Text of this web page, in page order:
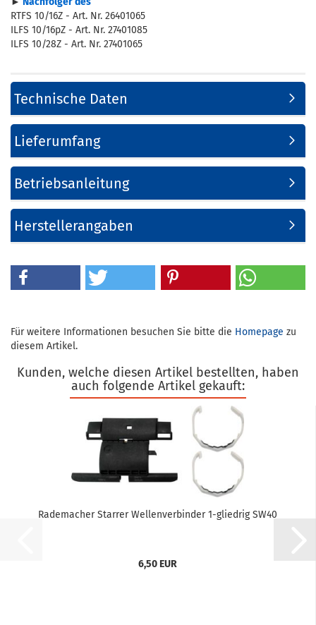
RTFS 10/16Z - Art. Nr. 26401065
ILFS 10/16pZ - Art. Nr. 27401085
ILFS 10/28Z - Art. Nr. 27401065
Technische Daten
Lieferumfang
Betriebsanleitung
Herstellerangaben
Für weitere Informationen besuchen Sie bitte die Homepage zu
diesem Artikel.
Kunden, welche diesen Artikel bestellten, haben
auch folgende Artikel gekauft:
Ra­de­ma­cher Star­rer Wel­len­ver­bin­der 1-​glied­rig SW40
6,50 EUR